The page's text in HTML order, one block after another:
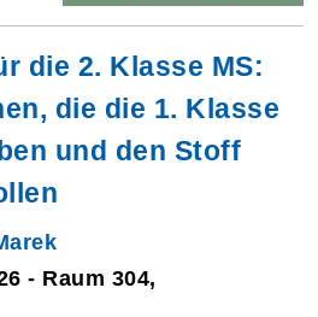
die 2. Klasse MS:
die die 1. Klasse
und den Stoff
- Raum 304,